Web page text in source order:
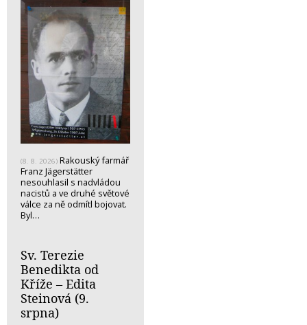
(8. 8. 2026) Rakouský farmář
Franz Jägerstätter
nesouhlasil s nadvládou
nacistů a ve druhé světové
válce za ně odmítl bojovat.
Byl…
Sv. Terezie
Benedikta od
Kříže – Edita
Steinová (9.
srpna)